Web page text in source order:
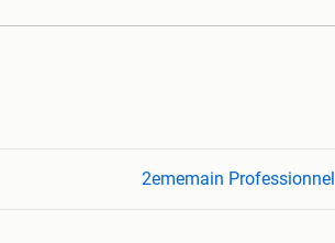
2ememain Professionnel